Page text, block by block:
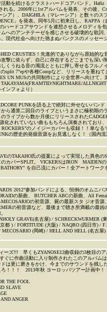
動を続けるクラストハードコアバンド。Hafiz
れる。2006年に1stアルバムを発表、その後、
シア）、DAIGHILA（マレーシア）と数々のス
」を発表。同年5月に初来日し、RAPPA
ハードコアサウンドを連想させるメロディを
ムへのアンチテーゼを感じさせる破壊的な歌
現代社会へ向けた弛まぬパンクスのメッセー
CRUSTIES！先進的でありながら原始的
撃に依らず、自己に存在するどこまでも深
くうねる音の濁流とともに押し寄せるフルノ
split 7"epや各種Compなど、リリースを重ね
UN MUSの共同制作により全世界へ向けて
NIGHTMARE/
ンフォより）
PUNKを語る上で絶対に外せないバン
ら通算二回目のライブというまさに極初期の
ライブから数か月後にリリースされた
化されていない曲ももちろん演奏されており
ROCKERS"のノイジーカバーも収録！！単な
の歴史的発掘音源をお見逃しなく！（国内流
のTAKAHO氏の提案によって実現した異色
カバーSPLIT。 VICKERSはIRON MAIDEN
を自己流にカバー！全アートワーク
2012”参加バンドによる、恒例のオムニバ
の新曲、 BUTCHER ABCの新曲、All
MECOSARIOの初音源、屍の最新スタ ジオ音
の初音源など、最後まで聴き所満載の最
GRAVE(名古屋) / SCHRECKWURMER
都 ) / FORTITUDE (大阪) / NAQRO (四日市) /
MECOSARIO (岡崎) / HELL AND HELL (名古
ーズ!!! 早くもZYANOSE12曲収録の3枚目の
ぐに作曲活動に入り制作されたこのアルバム
ドは更に磨きをかけ、今までのサウンドを残
ろ！！！ 2013年秋 ヨーロッパツアー計画中！
THE FOOL
SLAVE
ANGER